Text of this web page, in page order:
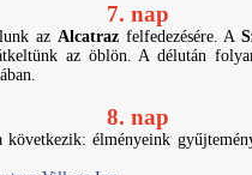
7. nap
az Alcatraz felfedezésére. A
az öblön. A délután
8. nap
élményeink